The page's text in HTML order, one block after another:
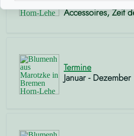
Accessoires, Zeit
Termine
Januar - Dezember